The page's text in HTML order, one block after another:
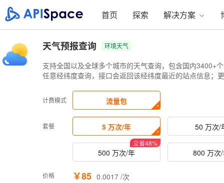
首页 探索 解决方案
天气预报查询 环境天气
支持全国以及全球多个城市的天气查询，包含国内3400+
任意经纬度查询，接口会返回该经纬度最近的站点信息；
计费模式 流量包
套餐 5 万次/年 50 万次/
500 万次/年
立省48%
800 万次
价格 ￥85 0.0017 /次